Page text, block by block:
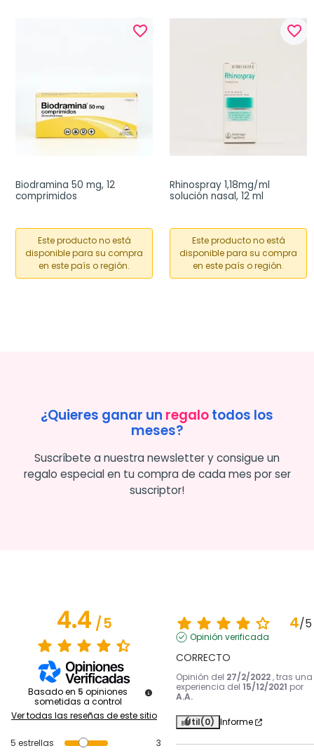
favorite_border
Biodramina 50 mg, 12
comprimidos
Este producto no está
disponible para su compra
en este país o región.
favorite_border
Rhinospray 1,18mg/ml
solución nasal, 12 ml
Este producto no está
disponible para su compra
en este país o región.
¿Quieres ganar un regalotodos los
meses?
Suscríbete a nuestra newsletter y consigue un
regalo especial en tu compra de cada mes por ser
suscriptor!
4.4/5
Basado en 5 opiniones
sometidas a control
Ver todas las reseñas de este sitio
5 estrellas
3
4/5
Opinión verificada
CORRECTO
Opinión del 27/2/2022 , tras una
experiencia del 15/12/2021 por
A.A.
Útil(0) Informe